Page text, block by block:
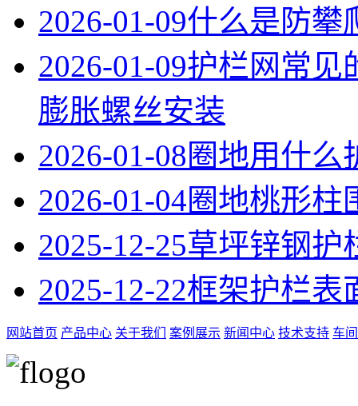
2026-01-09什么是防攀
2026-01-09护栏网常见
膨胀螺丝安装
2026-01-08圈地用什么
2026-01-04圈地桃形柱
2025-12-25草坪锌钢护
2025-12-22框架护栏表
网站首页 产品中心 关于我们 案例展示 新闻中心 技术支持 车